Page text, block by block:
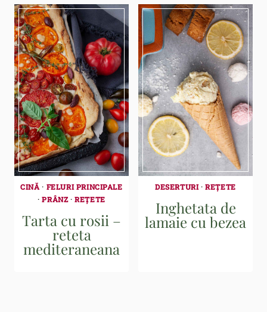
CINĂ · FELURI PRINCIPALE
·PRÂNZ·REȚETE
Tarta cu rosii –
reteta
mediteraneana
DESERTURI·REȚETE
Inghetata de
lamaie cu bezea